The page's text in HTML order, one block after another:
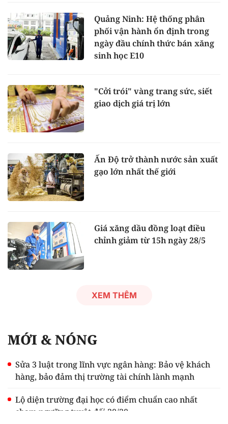
Quảng Ninh: Hệ thống phân
phối vận hành ổn định trong
ngày đầu chính thức bán xăng
sinh học E10
"Cởi trói" vàng trang sức, siết
giao dịch giá trị lớn
Ấn Độ trở thành nước sản xuất
gạo lớn nhất thế giới
Giá xăng dầu đồng loạt điều
chỉnh giảm từ 15h ngày 28/5
XEM THÊM
MỚI & NÓNG
Sửa 3 luật trong lĩnh vực ngân hàng: Bảo vệ khách
hàng, bảo đảm thị trường tài chính lành mạnh
Lộ diện trường đại học có điểm chuẩn cao nhất
chạm ngưỡng tuyệt đối 30/30